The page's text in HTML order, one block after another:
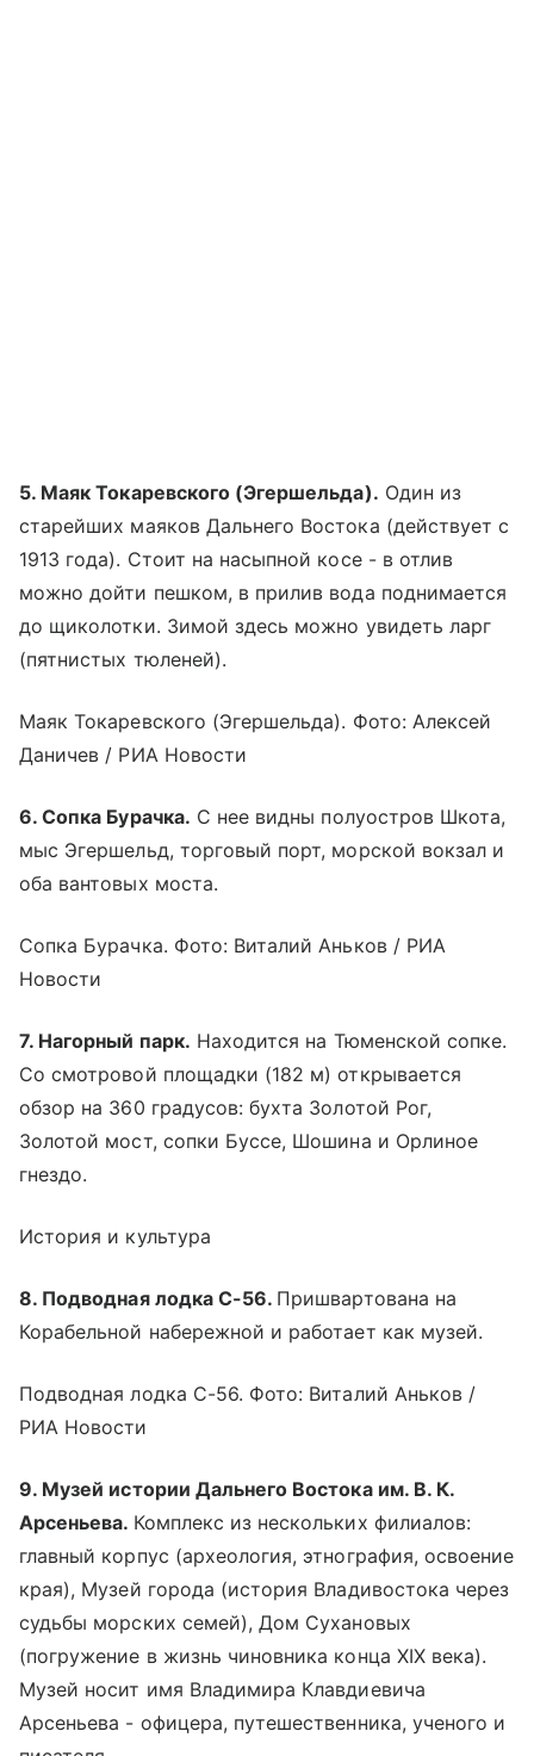
5. Маяк Токаревского (Эгершельда). Один из
старейших маяков Дальнего Востока (действует с
1913 года). Стоит на насыпной косе - в отлив
можно дойти пешком, в прилив вода поднимается
до щиколотки. Зимой здесь можно увидеть ларг
(пятнистых тюленей).
Маяк Токаревского (Эгершельда). Фото: Алексей
Даничев / РИА Новости
6. Сопка Бурачка. С нее видны полуостров Шкота,
мыс Эгершельд, торговый порт, морской вокзал и
оба вантовых моста.
Сопка Бурачка. Фото: Виталий Аньков / РИА
Новости
7. Нагорный парк. Находится на Тюменской сопке.
Со смотровой площадки (182 м) открывается
обзор на 360 градусов: бухта Золотой Рог,
Золотой мост, сопки Буссе, Шошина и Орлиное
гнездо.
История и культура
8. Подводная лодка С-56. Пришвартована на
Корабельной набережной и работает как музей.
Подводная лодка С-56. Фото: Виталий Аньков /
РИА Новости
9. Музей истории Дальнего Востока им. В. К.
Арсеньева. Комплекс из нескольких филиалов:
главный корпус (археология, этнография, освоение
края), Музей города (история Владивостока через
судьбы морских семей), Дом Сухановых
(погружение в жизнь чиновника конца XIX века).
Музей носит имя Владимира Клавдиевича
Арсеньева - офицера, путешественника, ученого и